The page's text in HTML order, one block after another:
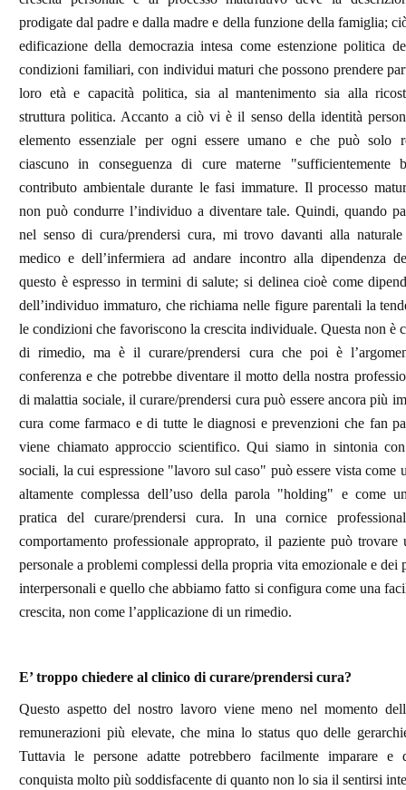
prodigate dal padre e dalla madre e della funzione della famiglia;
edificazione della democrazia intesa come estenzione politica
condizioni familiari, con individui maturi che possono prendere
loro età e capacità politica, sia al mantenimento sia alla
struttura politica. Accanto a ciò vi è il senso della identità
elemento essenziale per ogni essere umano e che può solo
ciascuno in conseguenza di cure materne "sufficientemente
contributo ambientale durante le fasi immature. Il processo
non può condurre l’individuo a diventare tale. Quindi, quando
nel senso di cura/prendersi cura, mi trovo davanti alla naturale
medico e dell’infermiera ad andare incontro alla dipendenza
questo è espresso in termini di salute; si delinea cioè come
dell’individuo immaturo, che richiama nelle figure parentali la
le condizioni che favoriscono la crescita individuale. Questa non è
di rimedio, ma è il curare/prendersi cura che poi è
conferenza e che potrebbe diventare il motto della nostra
di malattia sociale, il curare/prendersi cura può essere ancora più
cura come farmaco e di tutte le diagnosi e prevenzioni che fan
viene chiamato approccio scientifico. Qui siamo in sintonia
sociali, la cui espressione "lavoro sul caso" può essere vista come
altamente complessa dell’uso della parola "holding" e come
pratica del curare/prendersi cura. In una cornice
comportamento professionale approprato, il paziente può trovare
personale a problemi complessi della propria vita emozionale e dei
interpersonali e quello che abbiamo fatto si configura come una
crescita, non come l’applicazione di un rimedio.
E’ troppo chiedere al clinico di curare/prendersi cura?
Questo aspetto del nostro lavoro viene meno nel momento
remunerazioni più elevate, che mina lo status quo delle
Tuttavia le persone adatte potrebbero facilmente imparare e
conquista molto più soddisfacente di quanto non lo sia il sentirsi